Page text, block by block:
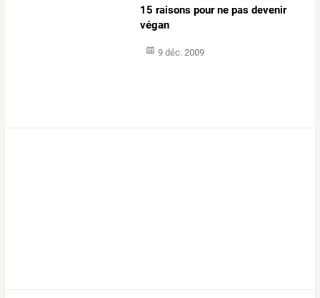
15 raisons pour ne pas devenir
végan
9 déc. 2009